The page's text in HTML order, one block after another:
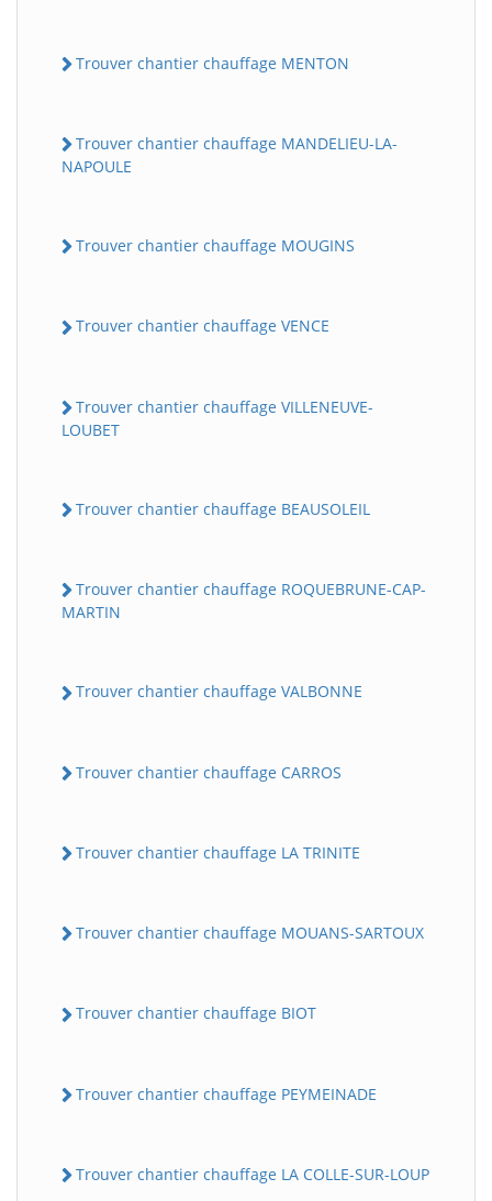
Trouver chantier chauffage MENTON
Trouver chantier chauffage MANDELIEU-LA-
NAPOULE
Trouver chantier chauffage MOUGINS
Trouver chantier chauffage VENCE
Trouver chantier chauffage VILLENEUVE-
LOUBET
Trouver chantier chauffage BEAUSOLEIL
Trouver chantier chauffage ROQUEBRUNE-CAP-
MARTIN
Trouver chantier chauffage VALBONNE
Trouver chantier chauffage CARROS
Trouver chantier chauffage LA TRINITE
Trouver chantier chauffage MOUANS-SARTOUX
Trouver chantier chauffage BIOT
Trouver chantier chauffage PEYMEINADE
Trouver chantier chauffage LA COLLE-SUR-LOUP